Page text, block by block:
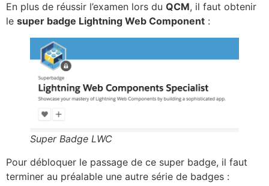
En plus de réussir l’examen lors du QCM, il faut obtenir
le super badge Lightning Web Component :
Super Badge LWC
Pour débloquer le passage de ce super badge, il faut
terminer au préalable une autre série de badges :